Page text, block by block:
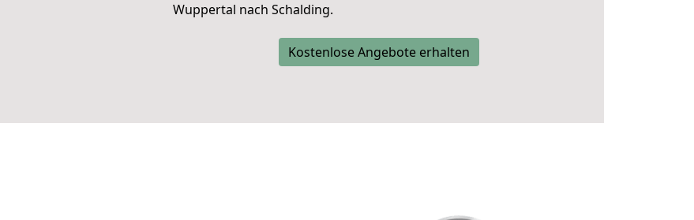
Wuppertal nach Schalding.
Kostenlose Angebote erhalten